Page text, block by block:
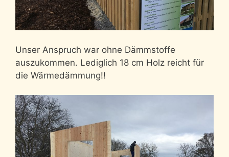
Unser Anspruch war ohne Dämmstoffe
auszukommen. Lediglich 18 cm Holz reicht für
die Wärmedämmung!!